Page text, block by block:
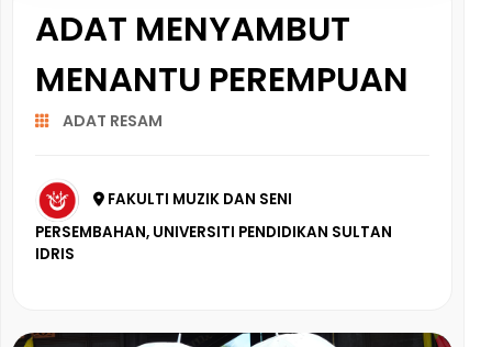
ADAT MENYAMBUT
MENANTU PEREMPUAN
ADAT RESAM
FAKULTI MUZIK DAN SENI
PERSEMBAHAN, UNIVERSITI PENDIDIKAN SULTAN
IDRIS